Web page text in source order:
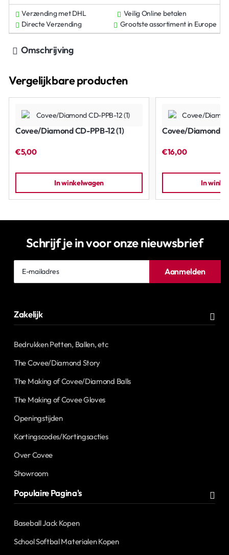
Verzending met DHL
Veilig Online betalen
Directe Verzending
Grootste assortiment in Europe
Omschrijving
Vergelijkbare producten
Covee/Diamond CD-PPB-12 (1)
€5,00
In winkelwagen
Covee/Diamond
€16,00
In
Schrijf je in voor onze nieuwsbrief
Aanmelden
Zakelijk
Bedrukken Petten, Ballen, etc
The Covee/Diamond Story
The Making of Covee/Diamond Balls
The Making of Covee Gloves
Openingstijden
Kortingscodes/Kortingsacties
Over Covee
Showroom
Populaire Pagina's
Baseball Jack Kopen
School Softbal Materialen Kopen